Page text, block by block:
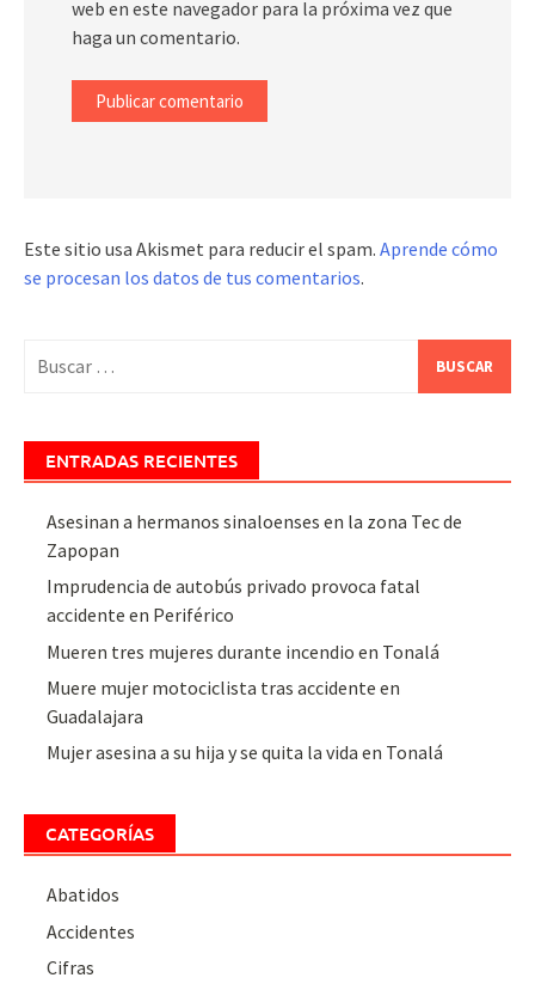
web en este navegador para la próxima vez que
haga un comentario.
Este sitio usa Akismet para reducir el spam. Aprende cómo
se procesan los datos de tus comentarios.
ENTRADAS RECIENTES
Asesinan a hermanos sinaloenses en la zona Tec de
Zapopan
Imprudencia de autobús privado provoca fatal
accidente en Periférico
Mueren tres mujeres durante incendio en Tonalá
Muere mujer motociclista tras accidente en
Guadalajara
Mujer asesina a su hija y se quita la vida en Tonalá
CATEGORÍAS
Abatidos
Accidentes
Cifras